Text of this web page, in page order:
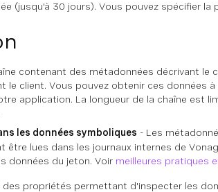
(jusqu'à 30 jours). Vous pouvez spécifier
contenant des métadonnées décrivant le
le client. Vous pouvez obtenir ces données
application. La longueur de la chaîne est
les données symboliques - Les
lues dans les journaux internes de
données du jeton. Voir meilleures pratiques
propriétés permettant d'inspecter les